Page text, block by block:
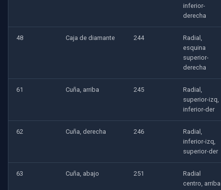
inferior-
derecha
48 Caja de diamante 244
Radial,
esquina
superior-
derecha
61 Cuña, arriba 245
Radial,
superior-izq,
inferior-der
62 Cuña, derecha 246
Radial,
inferior-izq,
superior-der
63 Cuña, abajo 251
Radial
centro, arriba